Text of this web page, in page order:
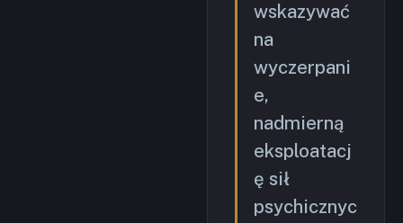
wskazywać
na
wyczerpani
e,
nadmierną
eksploatacj
ę sił
psychicznyc